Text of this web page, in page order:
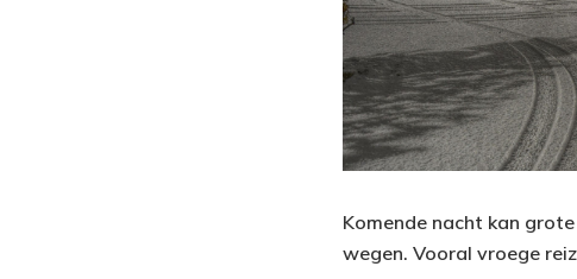
Komende nacht kan
wegen. Vooral vroege